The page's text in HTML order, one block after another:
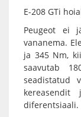
E-208 GTi
Peugeot ei
vananema.
ja 345 Nm,
saavutab
seadistatud
kereasendit
diferentsiaali.